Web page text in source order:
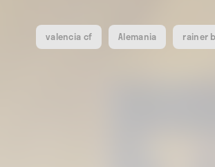
valencia cf Alemania rainer